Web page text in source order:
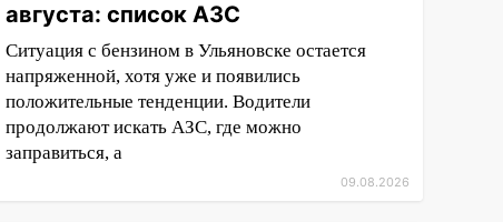
августа: список АЗС
Ситуация с бензином в Ульяновске остается
напряженной, хотя уже и появились
положительные тенденции. Водители
продолжают искать АЗС, где можно
заправиться, а
09.08.2026